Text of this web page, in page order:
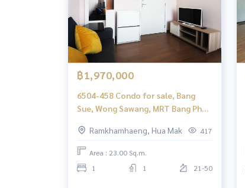
฿1,970,000
6504-458 Condo for sale, Bang
Sue, Wong Sawang, MRT Bang Pho,
floor, corner room
Ramkhamhaeng, Hua Mak 417
Area : 23.00 Sq.m.
1
1 21-50